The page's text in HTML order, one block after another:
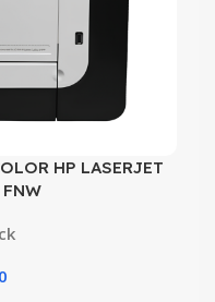
HP LASERJET
FNW